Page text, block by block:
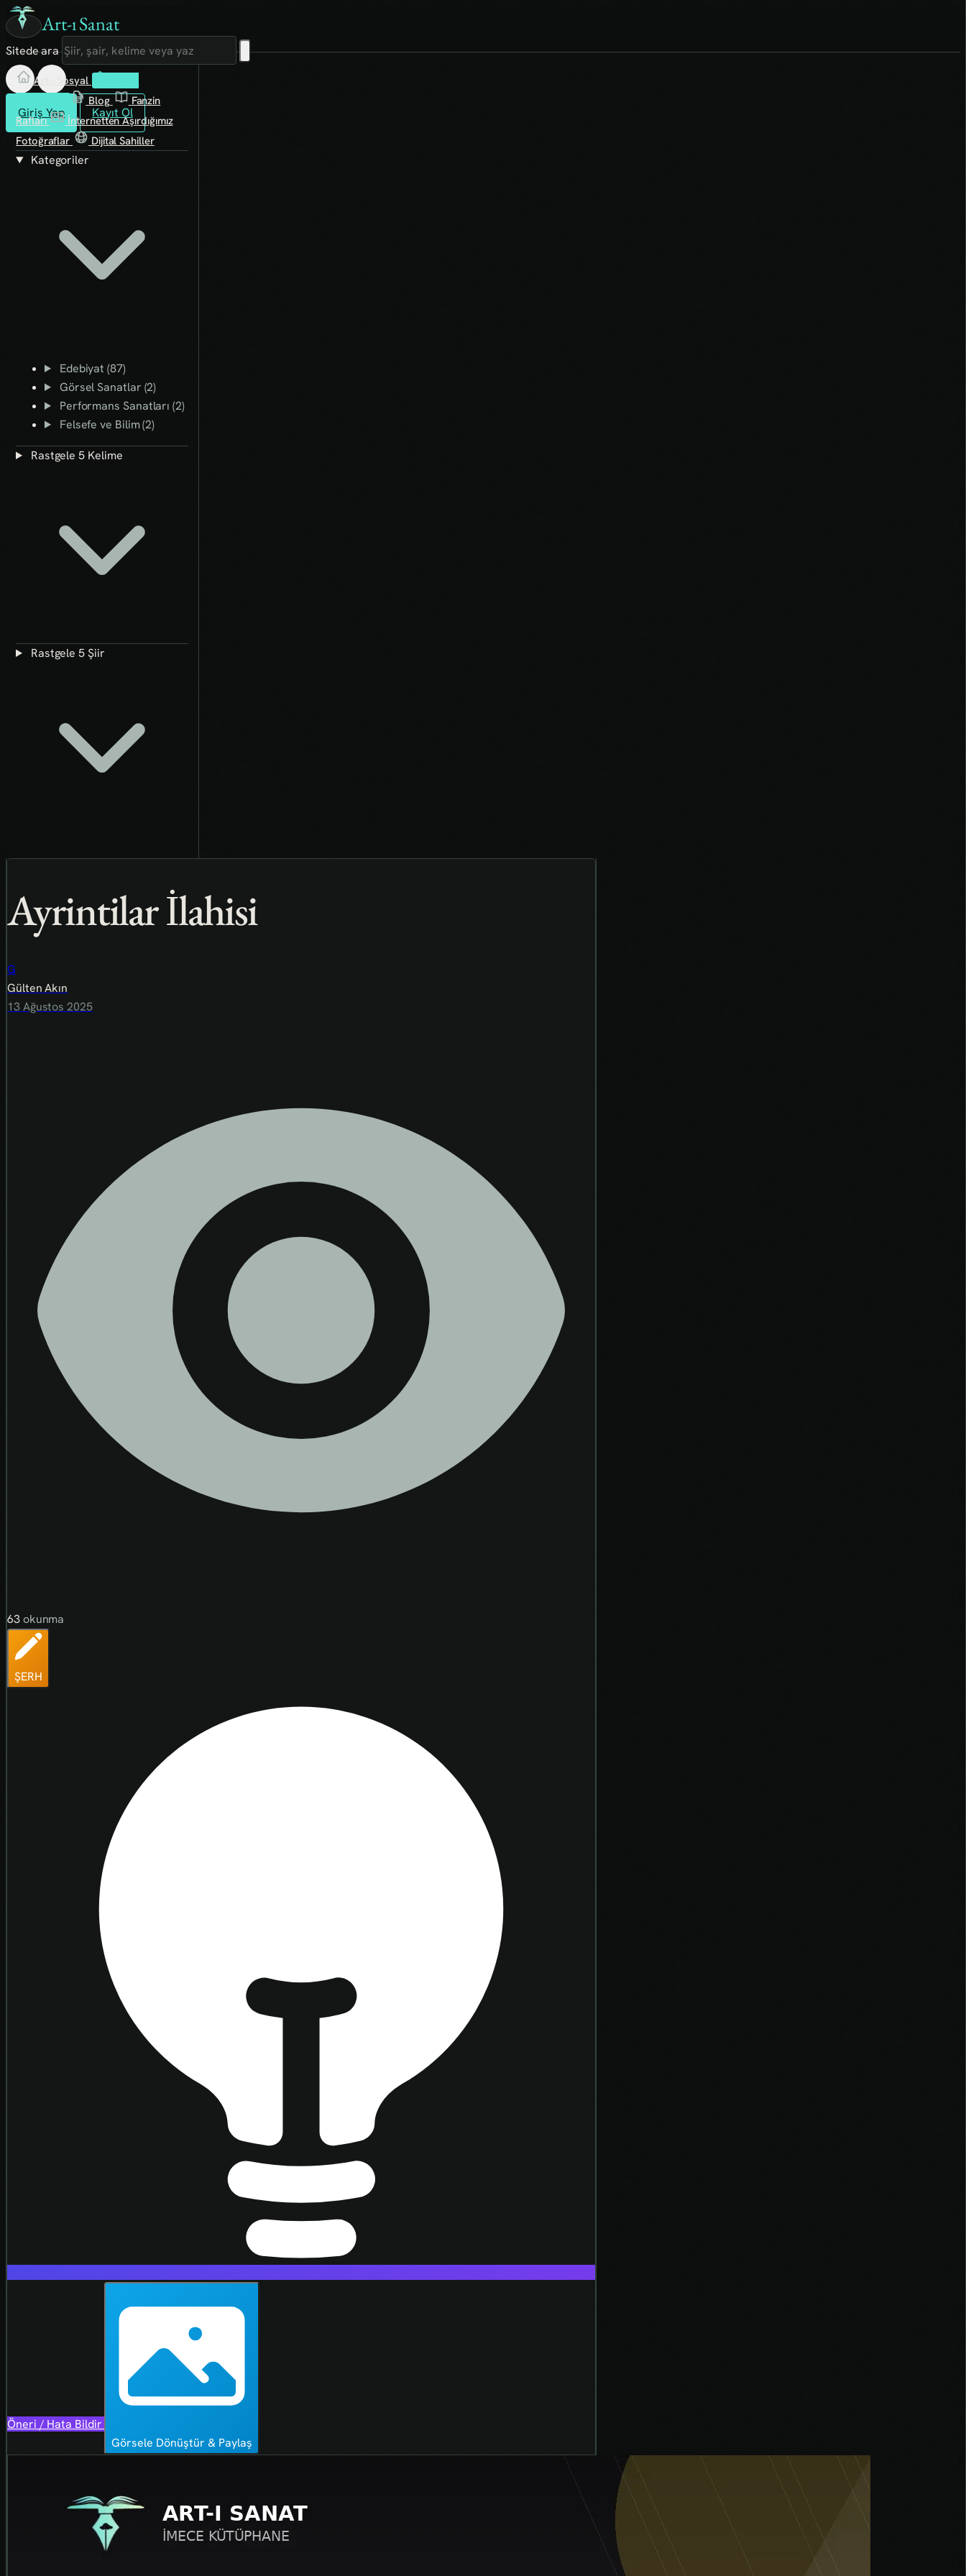
Art-ı Sanat
Sitede ara
Giriş Yap Kayıt Ol
Art-ı Sosyal
Blog
Fanzin
Rafları
İnternetten Aşırdığımız
Fotoğraflar
Dijital Sahiller
Kategoriler
Edebiyat (87)
Görsel Sanatlar (2)
Performans Sanatları (2)
Felsefe ve Bilim (2)
Rastgele 5 Kelime
Rastgele 5 Şiir
Ayrintilar İlahisi
G
Gülten Akın
13 Ağustos 2025
63okunma
ŞERH
Öneri / Hata Bildir
Görsele Dönüştür & Paylaş